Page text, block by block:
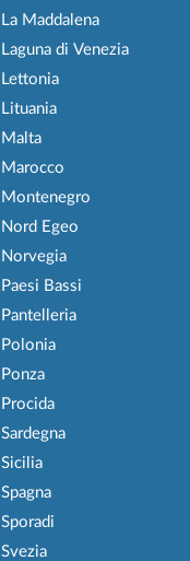
La Maddalena
Laguna di Venezia
Lettonia
Lituania
Malta
Marocco
Montenegro
Nord Egeo
Norvegia
Paesi Bassi
Pantelleria
Polonia
Ponza
Procida
Sardegna
Sicilia
Spagna
Sporadi
Svezia